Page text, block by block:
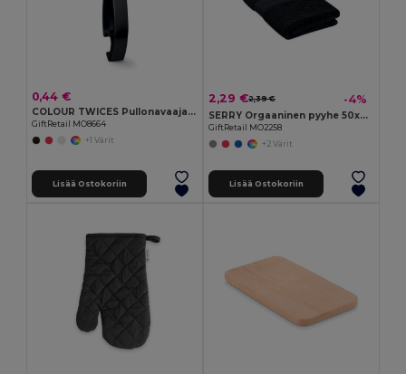
0,44 €
COLOUR TWICES Pullonavaaja avaimenperä
GiftRetail MO8664
+1 Värit
Lisää Ostokoriin
2,29 €2,39 € -4%
SERRY Orgaaninen pyyhe 50x30cm
GiftRetail MO2258
+2 Värit
Lisää Ostokoriin